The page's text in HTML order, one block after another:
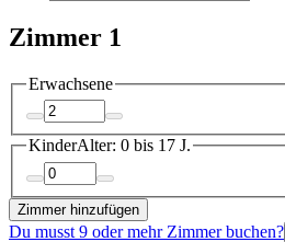
Zimmer 1
Erwachsene
KinderAlter: 0 bis 17 J.
Zimmer hinzufügen
Du musst 9 oder mehr Zimmer buchen?